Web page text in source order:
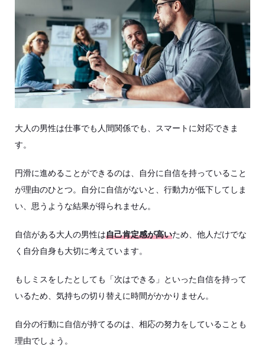
大人の男性は仕事でも人間関係でも、スマートに対応できま
す。
円滑に進めることができるのは、自分に自信を持っていること
が理由のひとつ。自分に自信がないと、行動力が低下してしま
い、思うような結果が得られません。
自信がある大人の男性は自己肯定感が高いため、他人だけでな
く自分自身も大切に考えています。
もしミスをしたとしても「次はできる」といった自信を持って
いるため、気持ちの切り替えに時間がかかりません。
自分の行動に自信が持てるのは、相応の努力をしていることも
理由でしょう。